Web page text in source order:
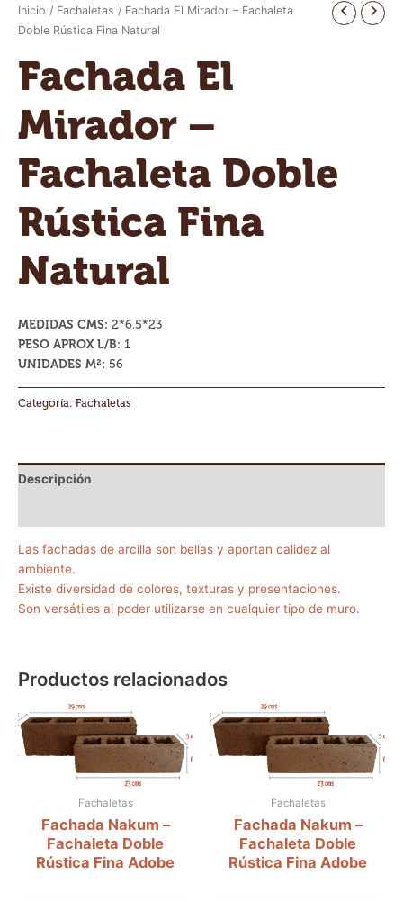
Inicio / Fachaletas / Fachada El Mirador – Fachaleta
Doble Rústica Fina Natural
Fachada El
Mirador –
Fachaleta Doble
Rústica Fina
Natural
MEDIDAS CMS: 2*6.5*23
PESO APROX L/B: 1
UNIDADES M²: 56
Categoría: Fachaletas
Descripción
Las fachadas de arcilla son bellas y aportan calidez al
ambiente.
Existe diversidad de colores, texturas y presentaciones.
Son versátiles al poder utilizarse en cualquier tipo de muro.
Productos relacionados
Fachaletas
Fachada Nakum –
Fachaleta Doble
Rústica Fina Adobe
Fachaletas
Fachada Nakum –
Fachaleta Doble
Rústica Fina Adobe